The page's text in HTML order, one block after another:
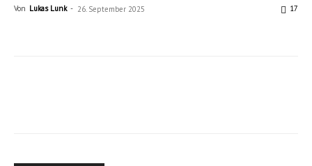
Von Lukas Lunk - 26. September 2025 17